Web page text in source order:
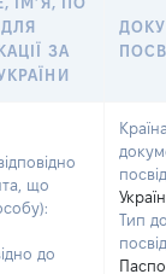
ЗА
що
до
Тип